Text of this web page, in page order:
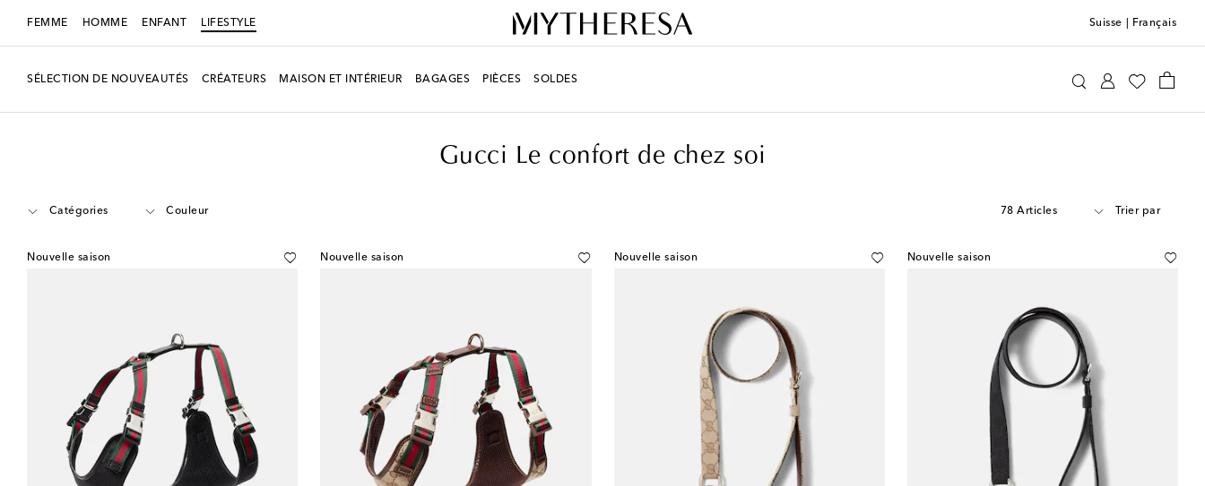
FEMME HOMME ENFANT LIFESTYLE Suisse Français
SÉLECTION DE NOUVEAUTÉS CRÉATEURS MAISON ET INTÉRIEUR BAGAGES PIÈCES SOLDES
Gucci Le confort de chez soi
Catégories Couleur 78 Articles Trier par
Nouvelle saison Nouvelle saison Nouvelle saison Nouvelle saison